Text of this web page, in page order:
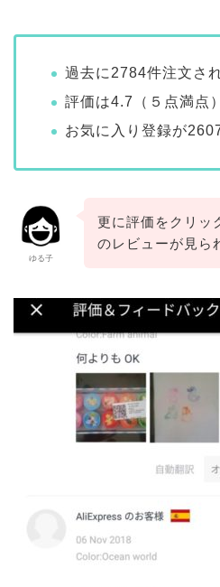
過去に2784件注文さ
評価は4.7（５点満点）
お気に入り登録が
ゆる子
更に評価をクリッ
のレビューが見ら